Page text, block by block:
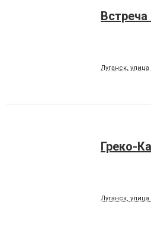
Луганск,
Греко-
Луганск,